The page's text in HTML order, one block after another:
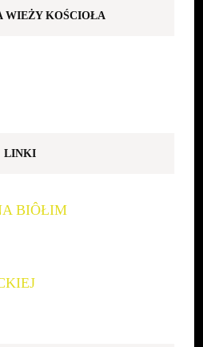
WIEŻY KOŚCIOŁA
LINKI
BIÔŁIM